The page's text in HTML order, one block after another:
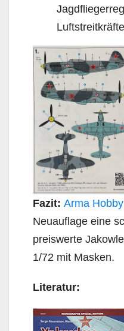
Fazit: Arma Hobby
Neuauflage eine
preiswerte
1/72 mit Masken.
Literatur: